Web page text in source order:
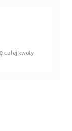
całej kwoty